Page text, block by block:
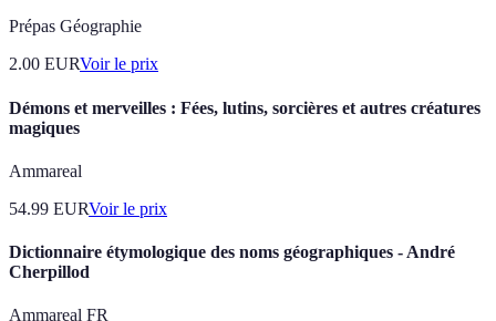
Prépas Géographie
2.00 EURVoir le prix
Démons et merveilles : Fées, lutins, sorcières et autres créatures
magiques
Ammareal
54.99 EURVoir le prix
Dictionnaire étymologique des noms géographiques - André
Cherpillod
Ammareal FR